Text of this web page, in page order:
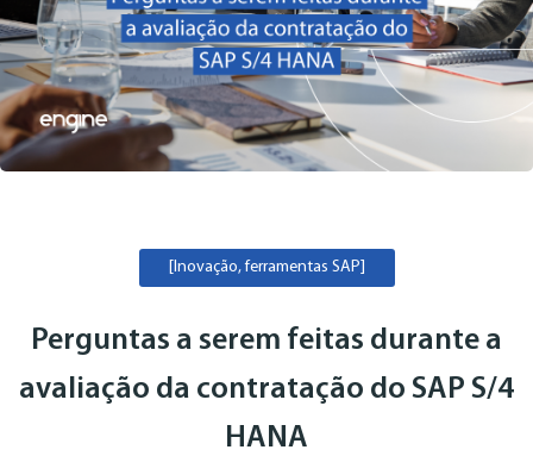
[Inovação, ferramentas SAP]
Perguntas a serem feitas durante a
avaliação da contratação do SAP S/4
HANA